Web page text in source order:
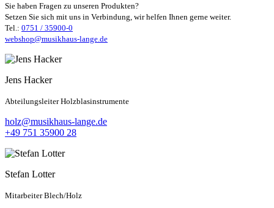
Sie haben Fragen zu unseren Produkten?
Setzen Sie sich mit uns in Verbindung, wir helfen Ihnen gerne weiter.
Tel.: 0751 / 35900-0
webshop@musikhaus-lange.de
Jens Hacker
Abteilungsleiter Holzblasinstrumente
holz@musikhaus-lange.de
+49 751 35900 28
Stefan Lotter
Mitarbeiter Blech/Holz